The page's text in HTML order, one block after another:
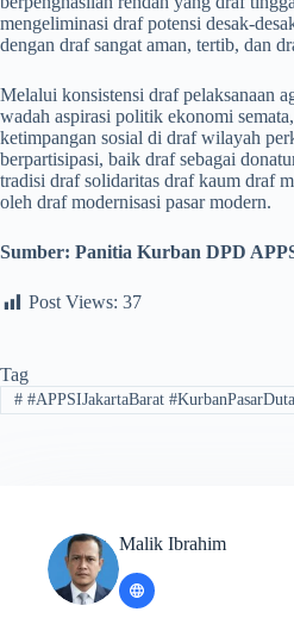
mengeliminasi draf potensi desak-
dengan draf sangat aman, tertib, dan
​Melalui konsistensi draf pelaksanaan
wadah aspirasi politik ekonomi
ketimpangan sosial di draf wilayah
berpartisipasi, baik draf sebagai
tradisi draf solidaritas draf kaum draf
oleh draf modernisasi pasar modern.
Sumber: Panitia Kurban DPD
Post Views: 37
Tag
##APPSIJakartaBarat
Malik Ibrahim